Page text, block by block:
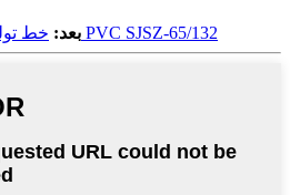
بعد: خط تولید پروفیل چوب پلاستیک PVC SJSZ-65/132